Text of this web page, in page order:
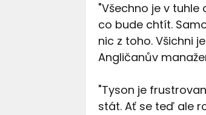
"Všechno je v tuhle
co bude chtít.
nic z toho. Všichni
Angličanův
"Tyson je
stát. Ať se teď ale